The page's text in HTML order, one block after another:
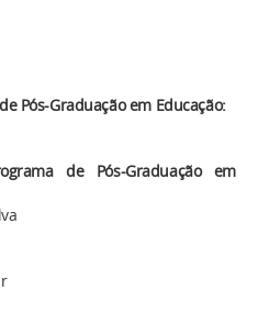
Pós-Graduação em Educação:
de Pós-Graduação em